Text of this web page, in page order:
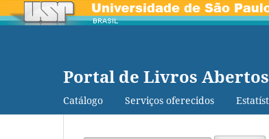
Portal de Livros Abertos
Catálogo Serviços oferecidos